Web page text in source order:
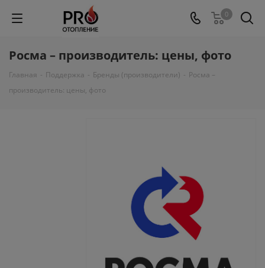
0
Росма – производитель: цены, фото
Главная - Поддержка - Бренды (производители) - Росма –
производитель: цены, фото